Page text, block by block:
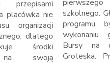
przepisami
placówka nie
organizacji
dlatego
środki
na swoją
szkolnego.
programu
wykonaniu
Bursy na
Groteska.